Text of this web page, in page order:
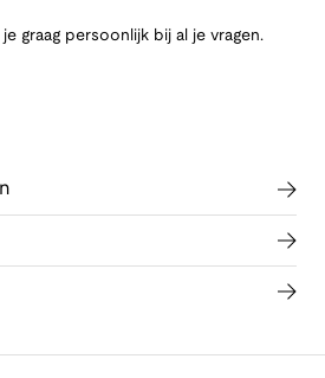
graag persoonlijk bij al je vragen.